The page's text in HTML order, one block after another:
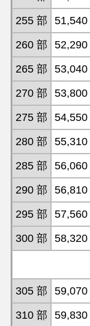
255 部
51,540
260 部
52,290
265 部
53,040
270 部
53,800
275 部
54,550
280 部
55,310
285 部
56,060
290 部
56,810
295 部
57,560
300 部
58,320
305 部 59,070
310 部
59,830